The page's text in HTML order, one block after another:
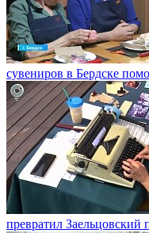
сувениров в Бердске
превратил Заельцовский